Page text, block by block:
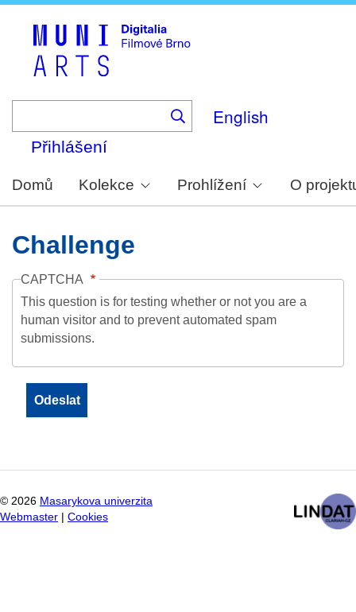
English
Přihlášení
Domů Kolekce Prohlížení O
Challenge
CAPTCHA
This question is for testing whether or not you are a
human visitor and to prevent automated spam
submissions.
© 2026 Masarykova univerzita
Webmaster
Cookies